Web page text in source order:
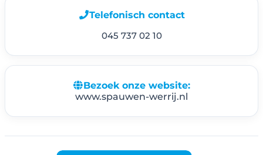
Telefonisch contact
045 737 02 10
Bezoek onze website:
www.spauwen-werrij.nl